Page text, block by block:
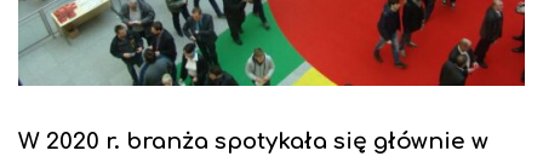
W 2020 r. branża spotykała się głównie w